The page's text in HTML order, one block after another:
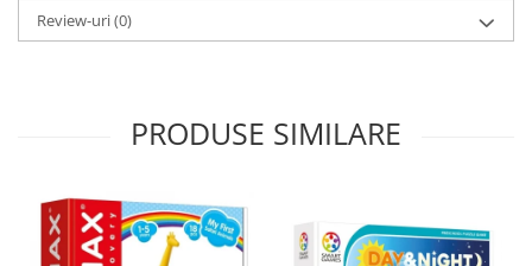
Review-uri(0)
PRODUSE SIMILARE